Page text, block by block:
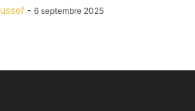
- 6 septembre 2025